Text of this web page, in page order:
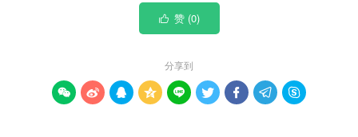
 赞 (0)
分享到
        